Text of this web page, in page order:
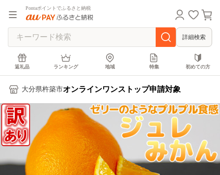
Pontaポイントでふるさと納税
詳細検索
返礼品 ランキング 地域 特集 初めての方
大分県杵築市オンラインワンストップ申請対象